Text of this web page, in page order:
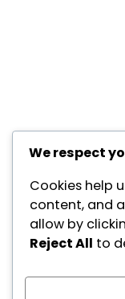
We respect
Cookies help
content, and
allow by
Reject All to